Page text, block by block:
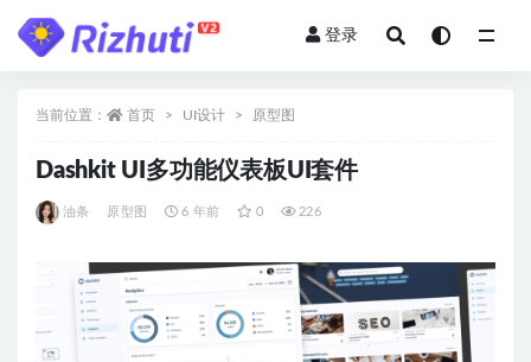
登录
当前位置： 首页 UI设计 原型图
Dashkit UI多功能仪表板UI套件
油条 原型图 6 年前 0 226